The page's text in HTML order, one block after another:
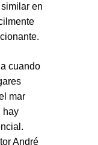
en
cuando
mar
hay
André